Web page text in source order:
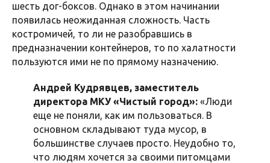
шесть дог-боксов. Однако в этом начинании
появилась неожиданная сложность. Часть
костромичей, то ли не разобравшись в
предназначении контейнеров, то по халатности
пользуются ими не по прямому назначению.
Андрей Кудрявцев, заместитель
директора МКУ «Чистый город»: «Люди
еще не поняли, как им пользоваться. В
основном складывают туда мусор, в
большинстве случаев просто. Неудобно то,
что людям хочется за своими питомцами